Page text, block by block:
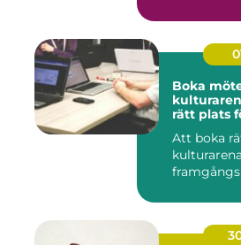
Boka
rätt plats
Att boka